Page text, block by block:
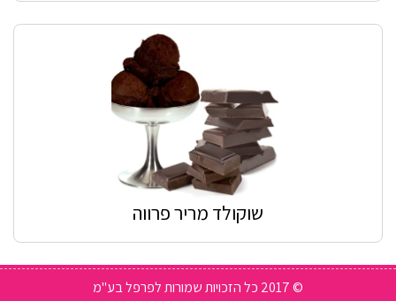
שוקולד מריר פרווה
© 2017 כל הזכויות שמורות לפרפל בע"מ